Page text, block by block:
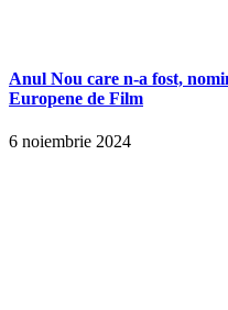
Anul Nou care n-a fost,
Europene de Film
6 noiembrie 2024